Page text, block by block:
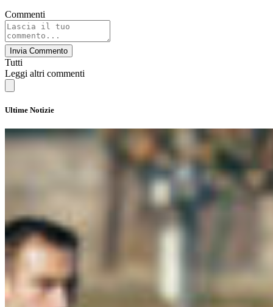
Commenti
Invia Commento
Tutti
Leggi altri commenti
Ultime Notizie